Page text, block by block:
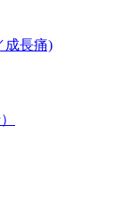
成長痛)